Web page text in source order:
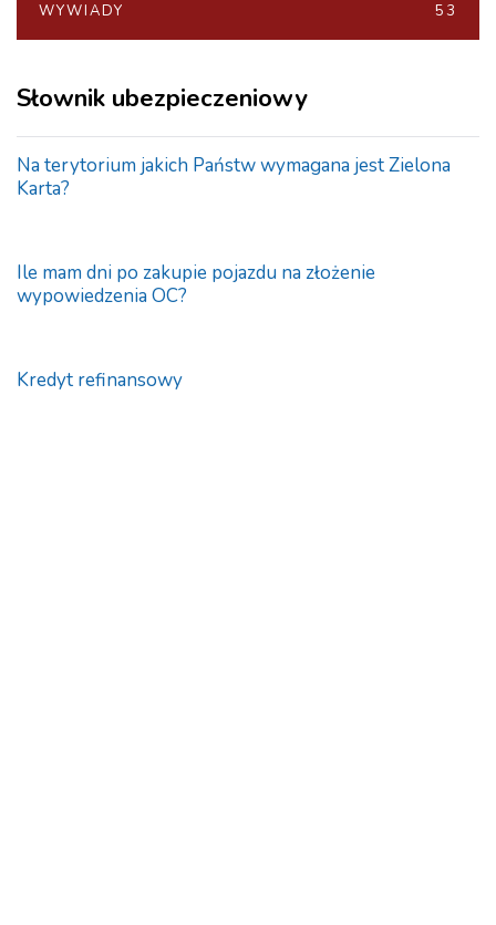
WYWIADY 53
Słownik ubezpieczeniowy
Na terytorium jakich Państw wymagana jest Zielona
Karta?
Ile mam dni po zakupie pojazdu na złożenie
wypowiedzenia OC?
Kredyt refinansowy